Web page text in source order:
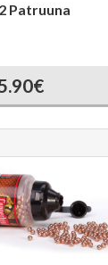
Patruuna